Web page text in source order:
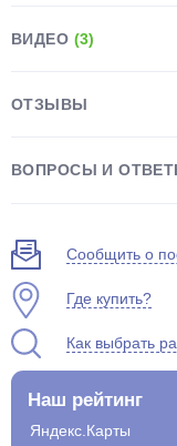
ВИДЕО (3)
ОТЗЫВЫ
ВОПРОСЫ И
Сообщить о
Где купить?
Как выбрать
Наш рейтинг
Яндекс.Карты